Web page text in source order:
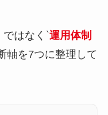
ではなく`運用体制
軸を7つに整理して